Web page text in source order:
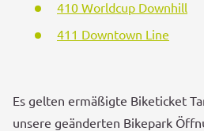
410 Worldcup Downhill
411 Downtown Line
Es gelten ermäßigte Biketicket
unsere geänderten Bikepark